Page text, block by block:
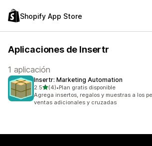
Shopify App Store
Aplicaciones de Insertr
1 aplicación
Insertr: Marketing Automation
2.5de 5 estrellas
(4)
4 reseñas en total
•Plan gratis disponible
Agrega insertos, regalos y muestras a los
ventas adicionales y cruzadas